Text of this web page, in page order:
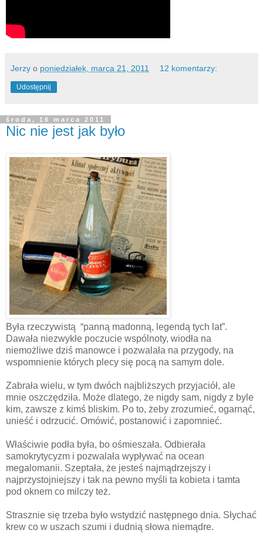
Jerzy o poniedziałek, marca 21, 2011 12 komentarzy:
Udostępnij
środa, 16 marca 2011
Nic nie jest jak było
Była rzeczywistą “panną madonną, legendą tych lat”.
Dawała niezwykłe poczucie wspólnoty, wiodła na
niemożliwe dziś manowce i pozwalała na przygody, na
wspomnienie których plecy się pocą na samym dole.
Zabrała wielu, w tym dwóch najbliższych przyjaciół, ale
mnie oszczędziła. Może dlatego, że nigdy sam, nigdy z byle
kim, zawsze z kimś bliskim. Po to, żeby zrozumieć, ogarnąć,
unieść i odrzucić. Omówić, postanowić i zapomnieć.
Właściwie podła była, bo ośmieszała. Odbierała
samokrytycyzm i pozwalała wypływać na ocean
megalomanii. Szeptała, że jesteś najmądrzejszy i
najprzystojniejszy i tak na pewno myśli ta kobieta i tamta
pod oknem co milczy też.
Strasznie się trzeba było wstydzić następnego dnia. Słychać
krew co w uszach szumi i dudnią słowa niemądre.